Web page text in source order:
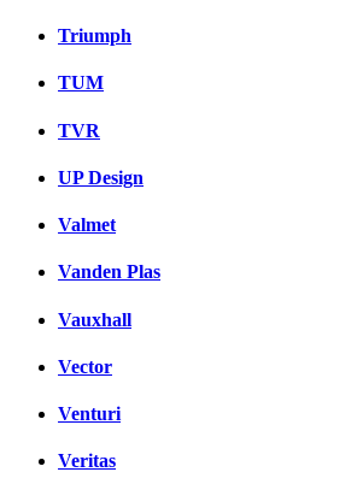
Triumph
TUM
TVR
UP Design
Valmet
Vanden Plas
Vauxhall
Vector
Venturi
Veritas